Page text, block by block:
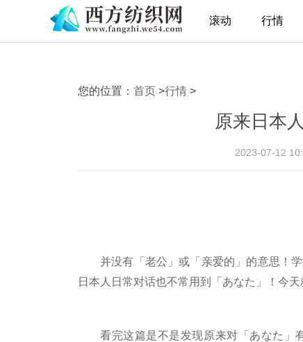
滚动 行情
您的位置： 首页 >行情 >
原来日本
2023-07-12
并没有「老公」或「亲爱的」的意思！
日本人日常对话也不常用到「あなた」！今
看完这篇是不是发现原来对「あなた」